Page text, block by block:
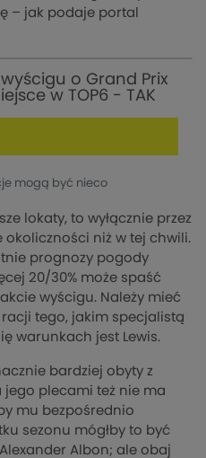
– jak podaje portal
o Grand Prix
w TOP6 - TAK
mogą być nieco
lokaty, to wyłącznie przez
niż w tej chwili.
prognozy pogody
20/30% może spaść
wyścigu. Należy mieć
racji tego, jakim specjalistą
warunkach jest Lewis.
bardziej obyty z
jego plecami też nie ma
mu bezpośrednio
sezonu mógłby to być
Albon; ale obaj